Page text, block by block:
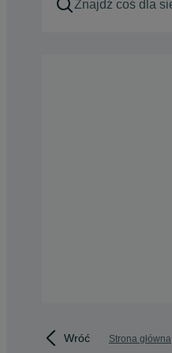
Wróć Strona główna